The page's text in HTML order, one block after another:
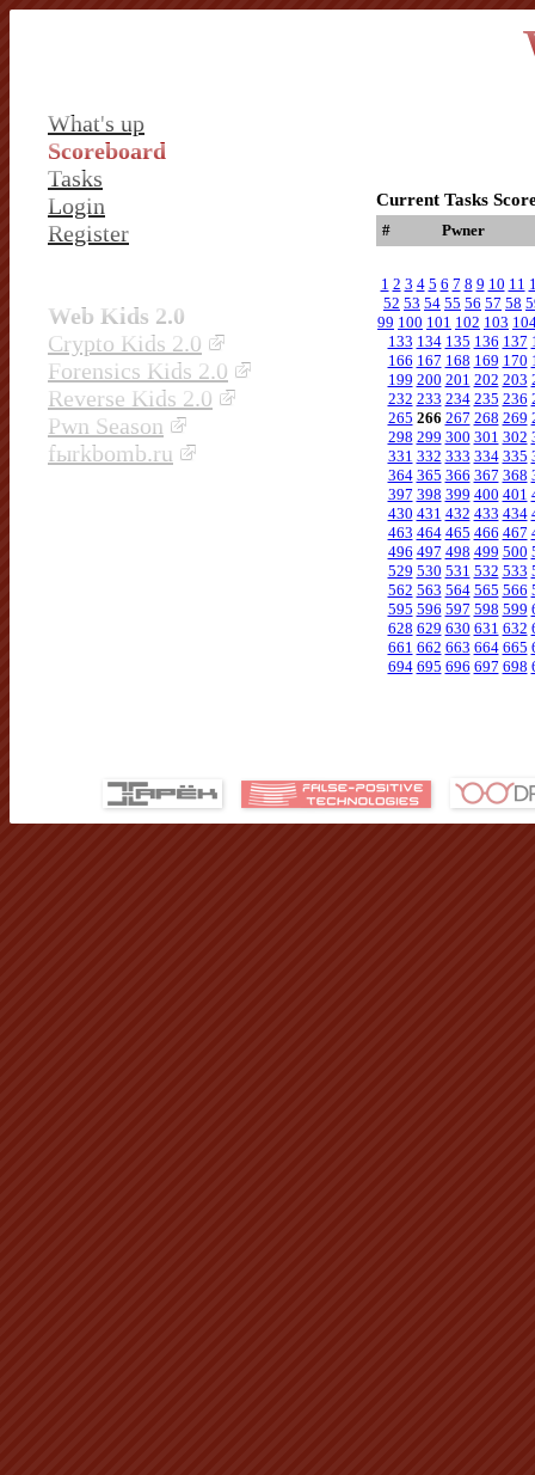
What's up
Scoreboard
Tasks
Login
Register
Web Kids 2.0
Crypto Kids 2.0
Forensics Kids 2.0
Reverse Kids 2.0
Pwn Season
fыrkbomb.ru
Current Tasks
# Pwner
1 2 3 4 5 6 7 8 9 10 11
52 53 54 55 56 57 58
99 100 101 102 103
133 134 135 136 137
166 167 168 169 170
199 200 201 202 203
232 233 234 235 236
265 266 267 268 269
298 299 300 301 302
331 332 333 334 335
364 365 366 367 368
397 398 399 400 401
430 431 432 433 434
463 464 465 466 467
496 497 498 499 500
529 530 531 532 533
562 563 564 565 566
595 596 597 598 599
628 629 630 631 632
661 662 663 664 665
694 695 696 697 698